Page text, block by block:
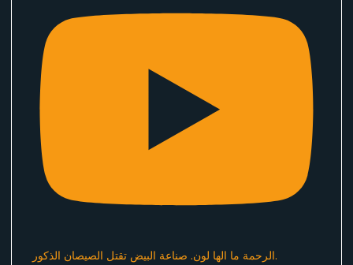
الرحمة ما الها لون. صناعة البيض تقتل الصيصان الذكور.